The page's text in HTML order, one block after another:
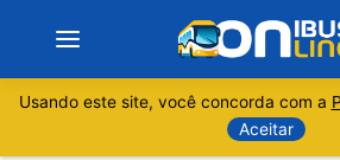
Usando este site, você concorda com a
Aceitar